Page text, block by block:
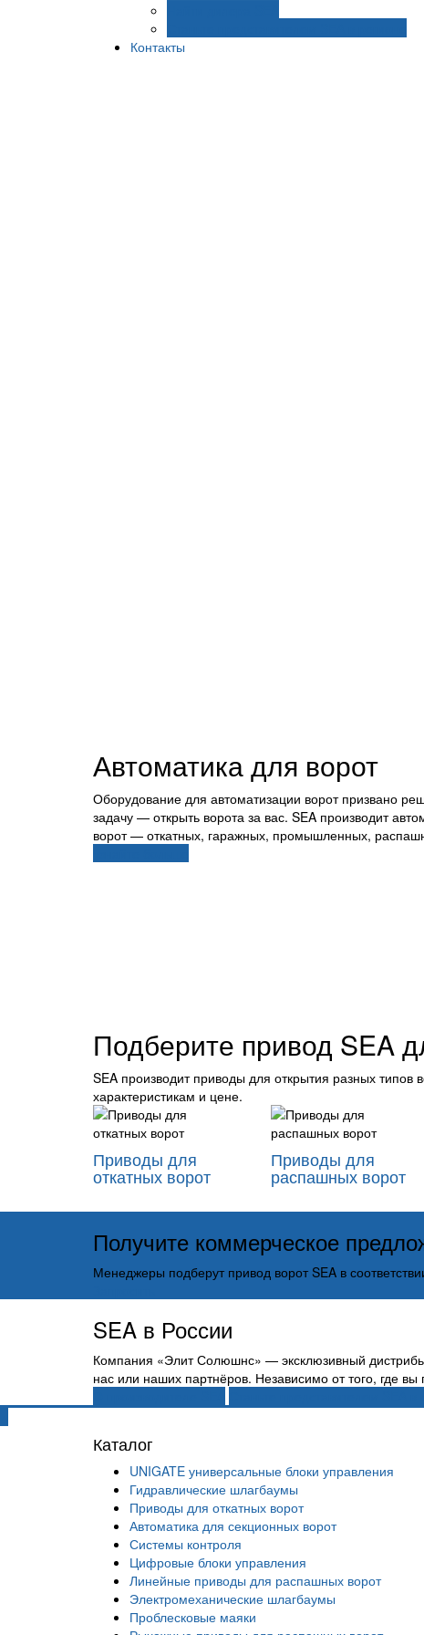
Контакты
Автоматика для ворот
Оборудование для автоматизации ворот призвано
задачу — открыть ворота за вас. SEA производит
ворот — откатных, гаражных, промышленных,
Подберите привод SEA
SEA производит приводы для открытия разных
характеристикам и цене.
Приводы для
откатных ворот
Приводы для
распашных ворот
Получите коммерческое
Менеджеры подберут привод ворот SEA в
SEA в России
Компания «Элит Солюшнс» — эксклюзивный
нас или наших партнёров. Независимо от того, где
Каталог
UNIGATE универсальные блоки управления
Гидравлические шлагбаумы
Приводы для откатных ворот
Автоматика для секционных ворот
Системы контроля
Цифровые блоки управления
Линейные приводы для распашных ворот
Электромеханические шлагбаумы
Проблесковые маяки